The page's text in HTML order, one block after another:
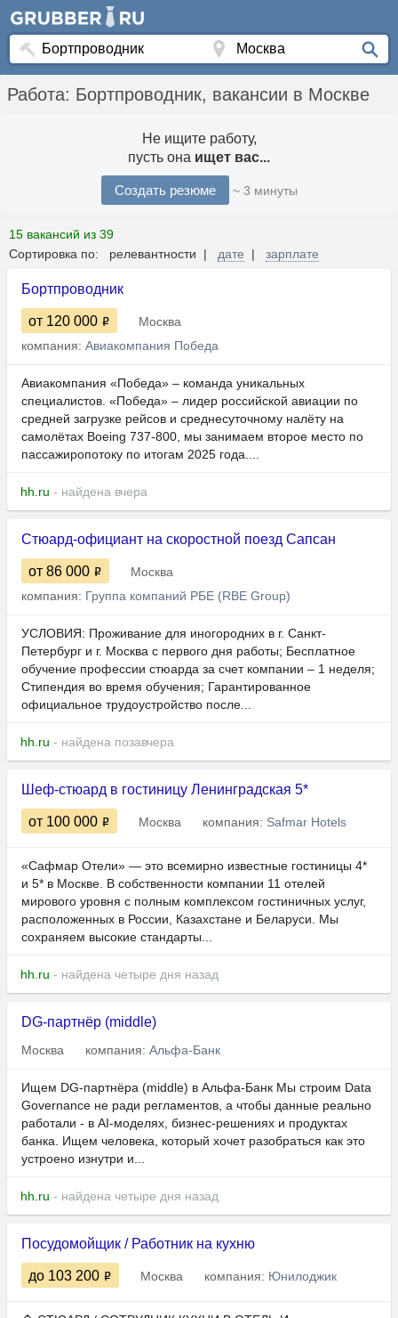
Работа: Бортпроводник, вакансии в Москве
Не ищите работу,
пусть она ищет вас...
Создать резюме ~ 3 минуты
15 вакансий из 39
Сортировка по: релевантности | дате | зарплате
Бортпроводник
от 120 000
Москва
компания: Авиакомпания Победа
Авиакомпания «Победа» – команда уникальных
специалистов. «Победа» – лидер российской авиации по
средней загрузке рейсов и среднесуточному налёту на
самолётах Boeing 737-800, мы занимаем второе место по
пассажиропотоку по итогам 2025 года....
hh.ru - найдена вчера
Стюард-официант на скоростной поезд Сапсан
от 86 000
Москва
компания: Группа компаний РБЕ (RBE Group)
УСЛОВИЯ: Проживание для иногородних в г. Санкт-
Петербург и г. Москва с первого дня работы; Бесплатное
обучение профессии стюарда за счет компании – 1 неделя;
Стипендия во время обучения; Гарантированное
официальное трудоустройство после...
hh.ru - найдена позавчера
Шеф-стюард в гостиницу Ленинградская 5*
от 100 000 Москва компания: Safmar Hotels
«Сафмар Отели» — это всемирно известные гостиницы 4*
и 5* в Москве. В собственности компании 11 отелей
мирового уровня с полным комплексом гостиничных услуг,
расположенных в России, Казахстане и Беларуси. Мы
сохраняем высокие стандарты...
hh.ru - найдена четыре дня назад
DG-партнёр (middle)
Москва компания: Альфа-Банк
Ищем DG-партнёра (middle) в Альфа-Банк Мы строим Data
Governance не ради регламентов, а чтобы данные реально
работали - в AI-моделях, бизнес-решениях и продуктах
банка. Ищем человека, который хочет разобраться как это
устроено изнутри и...
hh.ru - найдена четыре дня назад
Посудомойщик / Работник на кухню
до 103 200 Москва компания: Юнилоджик